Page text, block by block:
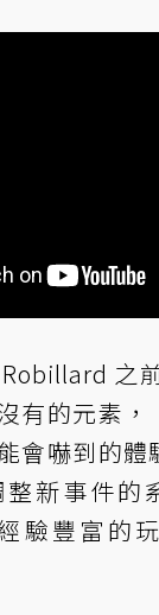
之
有的元素，
會嚇到的體
新事件的
驗豐富的